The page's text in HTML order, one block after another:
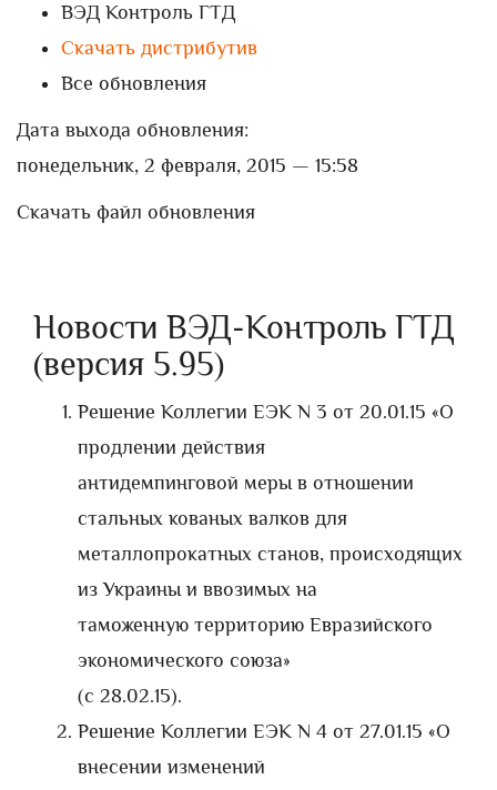
ВЭД Контроль ГТД
Скачать дистрибутив
Все обновления
Дата выхода обновления:
понедельник, 2 февраля, 2015 — 15:58
Скачать файл обновления
Новости ВЭД-Контроль ГТД
(версия 5.95)
Решение Коллегии ЕЭК N 3 от 20.01.15 «О
продлении действия
антидемпинговой меры в отношении
стальных кованых валков для
металлопрокатных станов, происходящих
из Украины и ввозимых на
таможенную территорию Евразийского
экономического союза»
(с 28.02.15).
Решение Коллегии ЕЭК N 4 от 27.01.15 «О
внесении изменений